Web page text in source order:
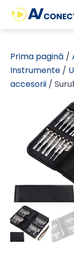
Prima pagină /
Instrumente /
accesorii /